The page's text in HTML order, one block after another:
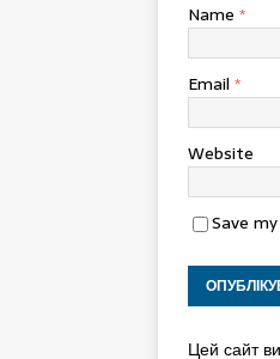
Name *
Email *
Website
Save
Цей сайт